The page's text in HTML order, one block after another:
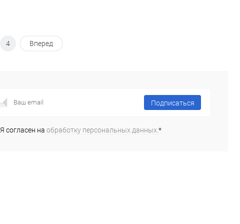
4 Вперед
Подписаться
Я согласен на обработку персональных данных. *